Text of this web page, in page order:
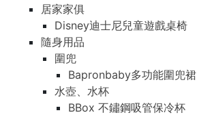
居家家俱
Disney迪士尼兒童遊戲桌椅
隨身用品
圍兜
Bapronbaby多功能圍兜裙
水壺、水杯
BBox 不鏽鋼吸管保冷杯